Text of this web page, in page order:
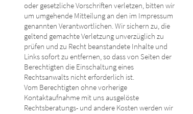
oder gesetzliche Vorschriften verletzen, bitten wir
um umgehende Mitteilung an den im Impressum
genannten Verantwortlichen. Wir sichern zu, die
geltend gemachte Verletzung unverzüglich zu
prüfen und zu Recht beanstandete Inhalte und
Links sofort zu entfernen, so dass von Seiten der
Berechtigten die Einschaltung eines
Rechtsanwalts nicht erforderlich ist.
Vom Berechtigten ohne vorherige
Kontaktaufnahme mit uns ausgelöste
Rechtsberatungs- und andere Kosten werden wir